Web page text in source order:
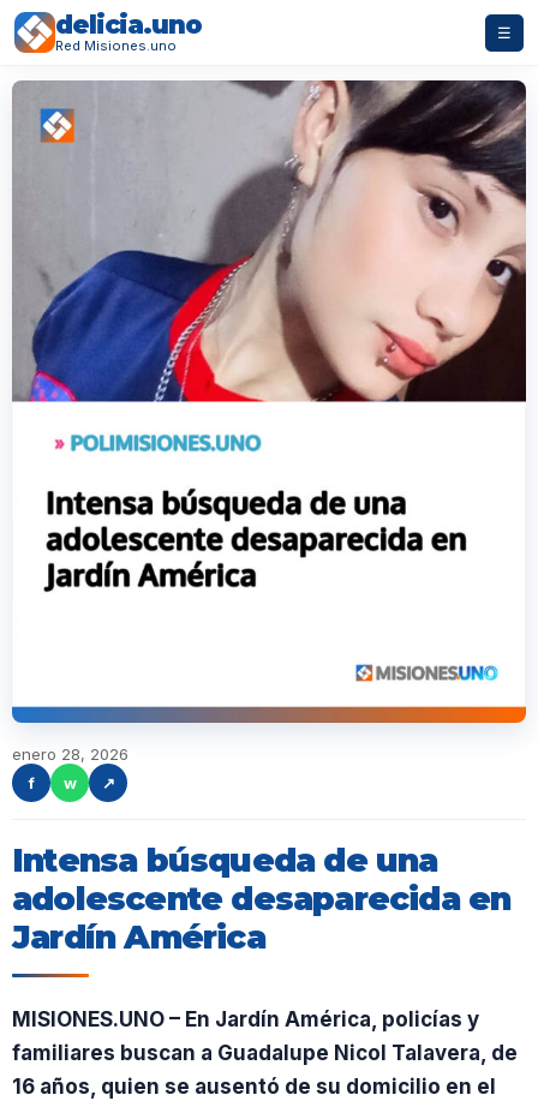
delicia.uno
Red Misiones.uno
☰
enero 28, 2026
f
w ↗
Intensa búsqueda de una
adolescente desaparecida en
Jardín América
MISIONES.UNO – En Jardín América, policías y
familiares buscan a Guadalupe Nicol Talavera, de
16 años, quien se ausentó de su domicilio en el